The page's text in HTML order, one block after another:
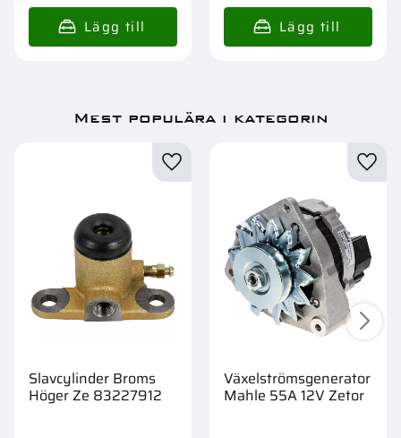
Mest populära i kategorin
Slavcylinder Broms
Höger Ze 83227912
Växelströmsgenerator
Mahle 55A 12V Zetor